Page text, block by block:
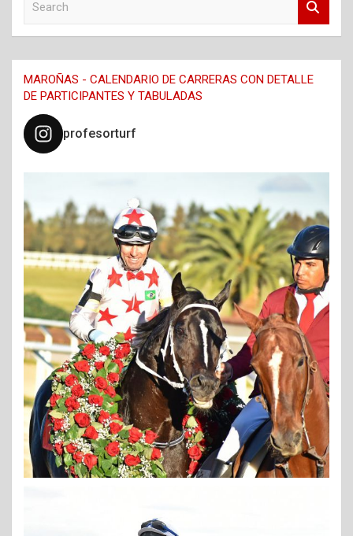
c
h
MAROÑAS - CALENDARIO DE CARRERAS CON DETALLE
DE PARTICIPANTES Y TABULADAS
profesorturf